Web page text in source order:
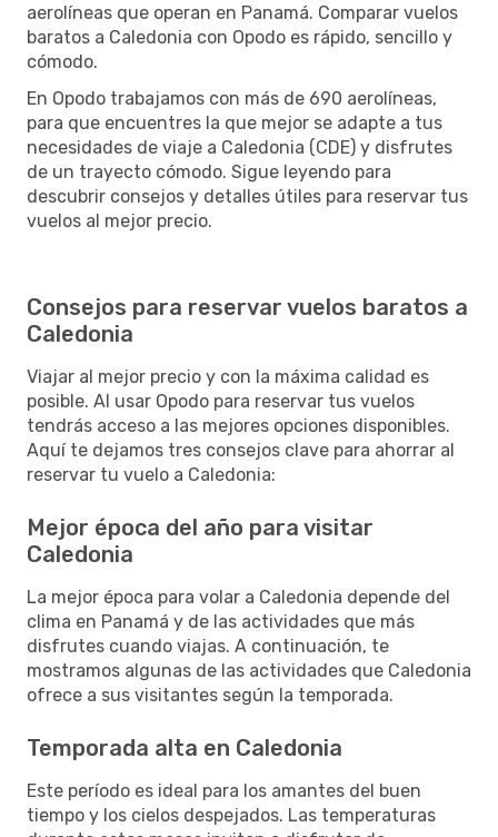
aerolíneas que operan en Panamá. Comparar vuelos
baratos a Caledonia con Opodo es rápido, sencillo y
cómodo.
En Opodo trabajamos con más de 690 aerolíneas,
para que encuentres la que mejor se adapte a tus
necesidades de viaje a Caledonia (CDE) y disfrutes
de un trayecto cómodo. Sigue leyendo para
descubrir consejos y detalles útiles para reservar tus
vuelos al mejor precio.
Consejos para reservar vuelos baratos a
Caledonia
Viajar al mejor precio y con la máxima calidad es
posible. Al usar Opodo para reservar tus vuelos
tendrás acceso a las mejores opciones disponibles.
Aquí te dejamos tres consejos clave para ahorrar al
reservar tu vuelo a Caledonia:
Mejor época del año para visitar
Caledonia
La mejor época para volar a Caledonia depende del
clima en Panamá y de las actividades que más
disfrutes cuando viajas. A continuación, te
mostramos algunas de las actividades que Caledonia
ofrece a sus visitantes según la temporada.
Temporada alta en Caledonia
Este período es ideal para los amantes del buen
tiempo y los cielos despejados. Las temperaturas